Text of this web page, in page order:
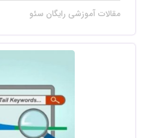
مقالات آموزشی رایگان سئو